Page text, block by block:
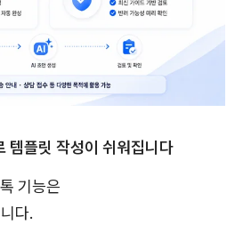
템플릿 작성이 쉬워집니다
기능은
다.